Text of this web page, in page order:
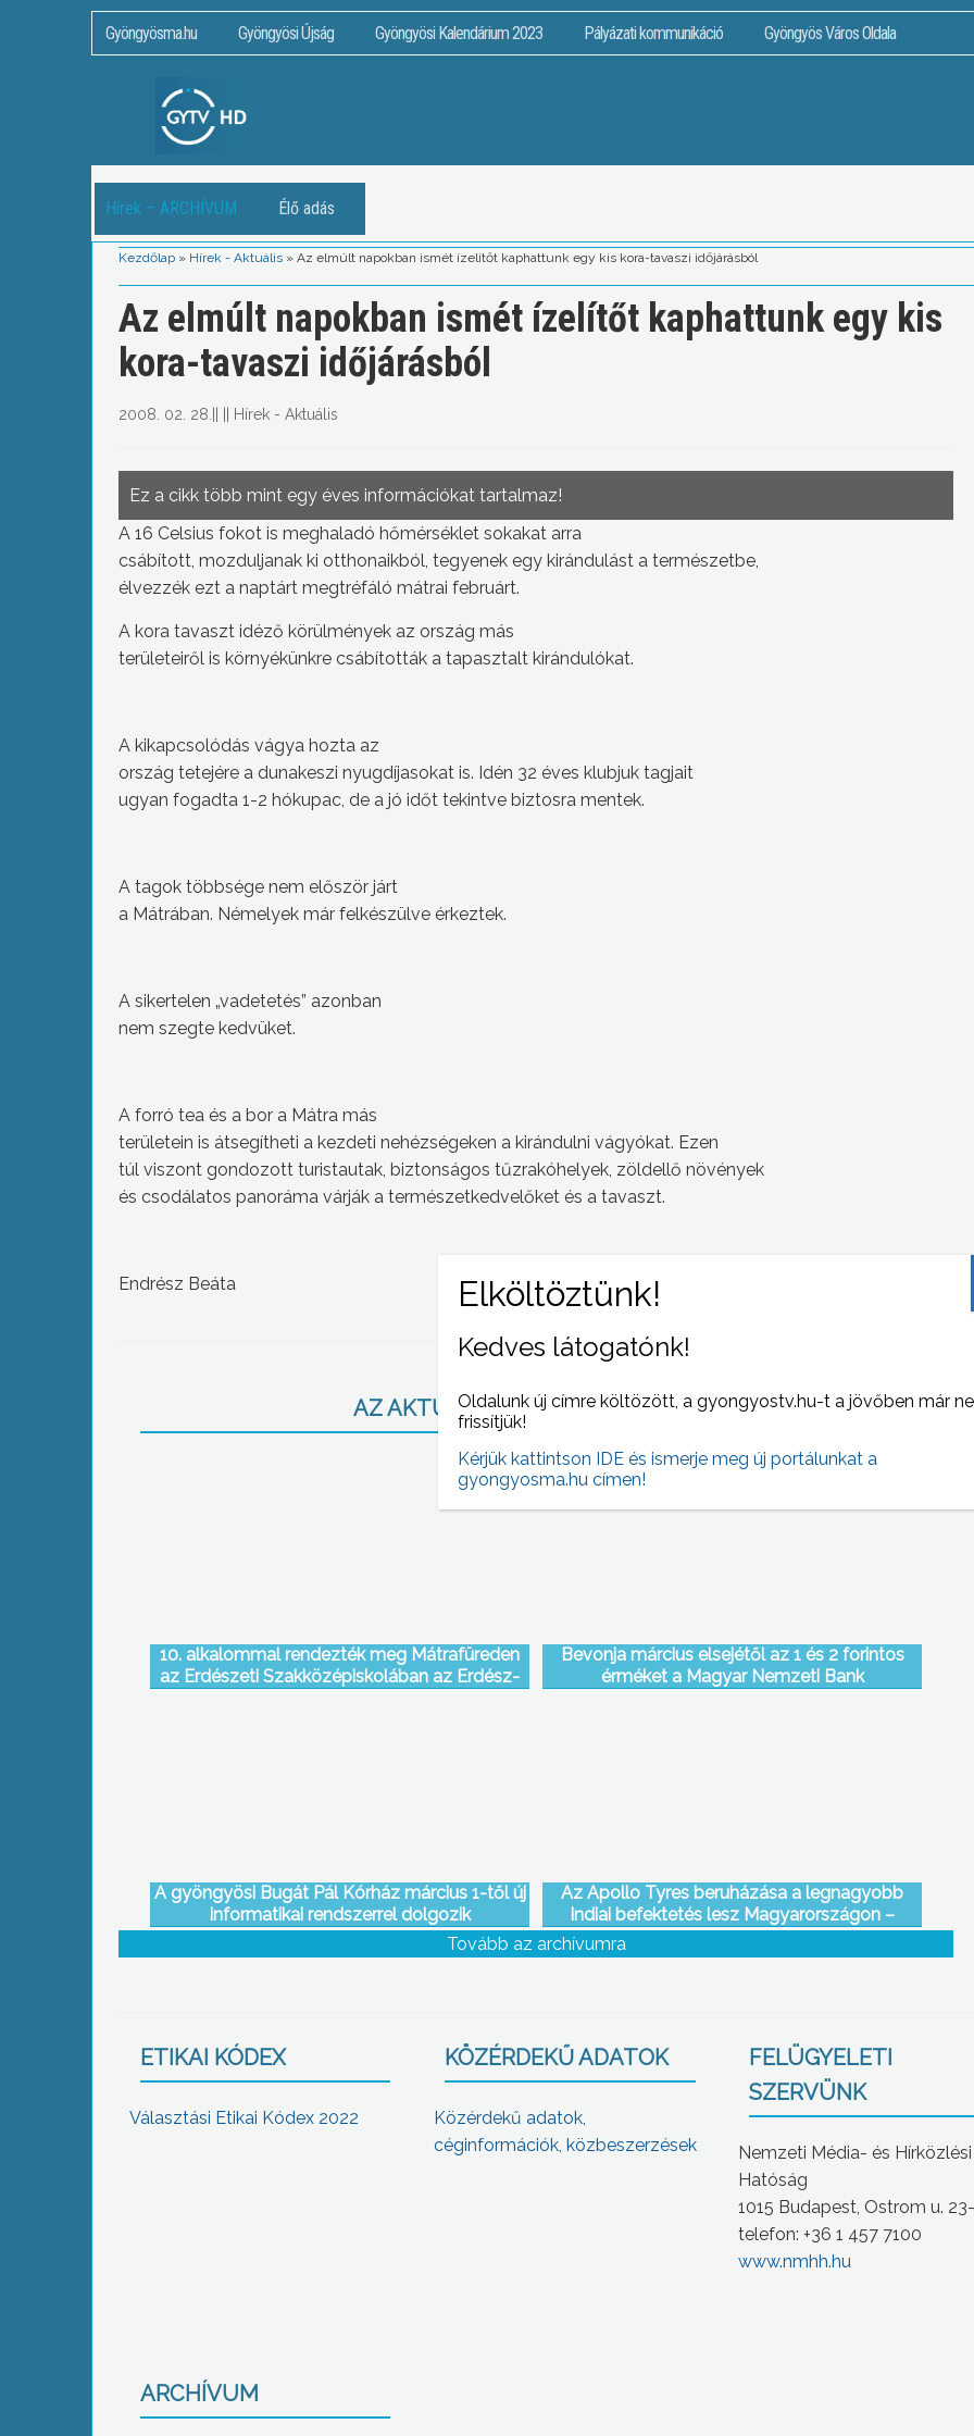
Gyöngyösma.hu Gyöngyösi Újság Gyöngyösi Kalendárium 2023 Pályázati kommunikáció Gyöngyös Város Oldala
Hírek – ARCHÍVUM Élő adás
Kezdőlap » Hírek - Aktuális » Az elmúlt napokban ismét ízelítőt kaphattunk egy kis kora-tavaszi időjárásból
Az elmúlt napokban ismét ízelítőt kaphattunk egy kis
kora-tavaszi időjárásból
2008. 02. 28. Hírek - Aktuális
Ez a cikk több mint egy éves információkat tartalmaz!
A 16 Celsius fokot is meghaladó hőmérséklet sokakat arra
csábított, mozduljanak ki otthonaikból, tegyenek egy kirándulást a természetbe,
élvezzék ezt a naptárt megtréfáló mátrai februárt.
A kora tavaszt idéző körülmények az ország más
területeiről is környékünkre csábították a tapasztalt kirándulókat.
A kikapcsolódás vágya hozta az
ország tetejére a dunakeszi nyugdíjasokat is. Idén 32 éves klubjuk tagjait
ugyan fogadta 1-2 hókupac, de a jó időt tekintve biztosra mentek.
A tagok többsége nem először járt
a Mátrában. Némelyek már felkészülve érkeztek.
A sikertelen „vadetetés” azonban
nem szegte kedvüket.
A forró tea és a bor a Mátra más
területein is átsegítheti a kezdeti nehézségeken a kirándulni vágyókat. Ezen
túl viszont gondozott turistautak, biztonságos tűzrakóhelyek, zöldellő növények
és csodálatos panoráma várják a természetkedvelőket és a tavaszt.
Endrész Beáta
AZ AKTUÁLIS NAPI HÍREI (2008-02-28 )
10. alkalommal rendezték meg Mátrafüreden
az Erdészeti Szakközépiskolában az Erdész-
Bevonja március elsejétől az 1 és 2 forintos
érméket a Magyar Nemzeti Bank
A gyöngyösi Bugát Pál Kórház március 1-től új
informatikai rendszerrel dolgozik
Az Apollo Tyres beruházása a legnagyobb
indiai befektetés lesz Magyarországon –
hangsúlyozta mai gyöngyösi látogatásán
Ranjit Rae, India magyarországi nagykövete
Tovább az archívumra
ETIKAI KÓDEX
Választási Etikai Kódex 2022
KÖZÉRDEKŰ ADATOK
Közérdekű adatok,
céginformációk, közbeszerzések
FELÜGYELETI
SZERVÜNK
Nemzeti Média- és Hírközlési
Hatóság
1015 Budapest, Ostrom u.
telefon: +36 1 457 7100
www.nmhh.hu
ARCHÍVUM
Kedves látogatónk!
Oldalunk új címre költözött, a gyongyostv.hu-t a jövőben már
frissítjük!
Kérjük kattintson IDE és ismerje meg új portálunkat a
gyongyosma.hu címen!